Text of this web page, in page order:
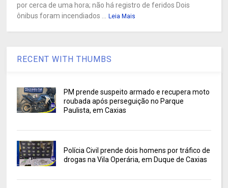
por cerca de uma hora; não há registro de feridos Dois
ônibus foram incendiados ...
Leia Mais
RECENT WITH THUMBS
PM prende suspeito armado e recupera moto
roubada após perseguição no Parque
Paulista, em Caxias
Polícia Civil prende dois homens por tráfico de
drogas na Vila Operária, em Duque de Caxias